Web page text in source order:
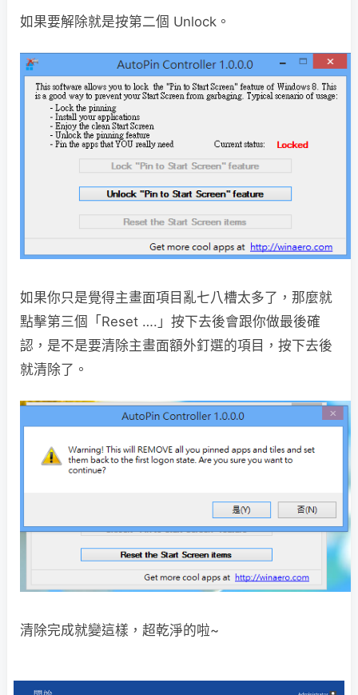
如果要解除就是按第二個 Unlock。
如果你只是覺得主畫面項目亂七八槽太多了，那麼就
點擊第三個「Reset ….」按下去後會跟你做最後確
認，是不是要清除主畫面額外釘選的項目，按下去後
就清除了。
清除完成就變這樣，超乾淨的啦~